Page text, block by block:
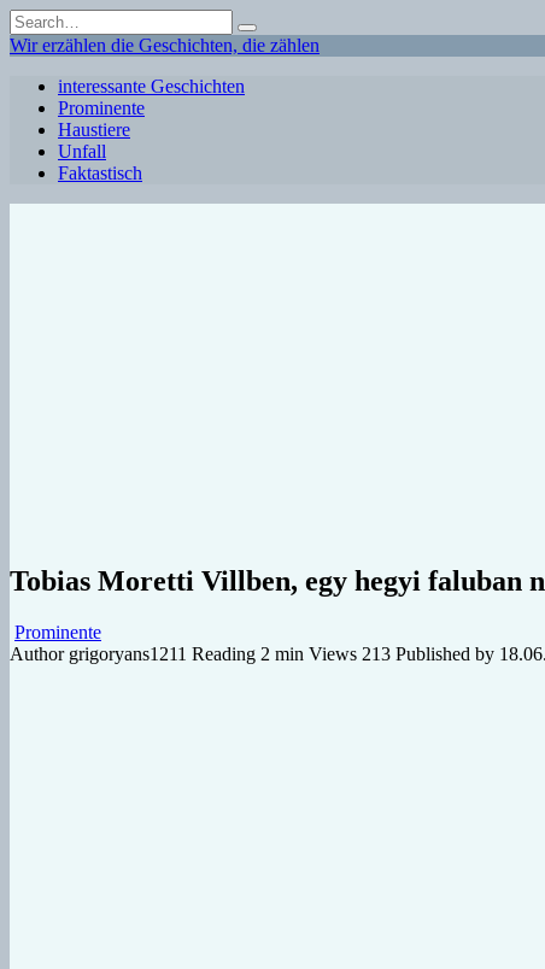
Skip
to
content
Search
for:
Wir erzählen die Geschichten, die zählen
interessante Geschichten
Prominente
Haustiere
Unfall
Faktastisch
Tobias Moretti Villben, egy hegyi faluban
Prominente
Author grigoryans1211 Reading 2 min Views 213 Published by